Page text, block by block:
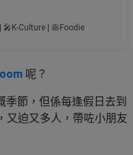
Culture | 🥞Foodie
呢？
季節，但係每逢假日去到
又迫又多人，帶咗小朋友